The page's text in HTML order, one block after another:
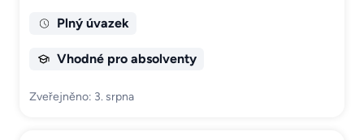
Plný úvazek
Vhodné pro absolventy
Zveřejněno: 3. srpna